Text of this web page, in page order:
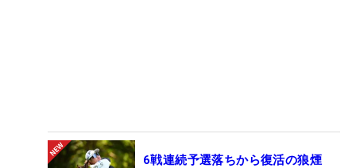
6戦連続予選落ちから復活の狼煙